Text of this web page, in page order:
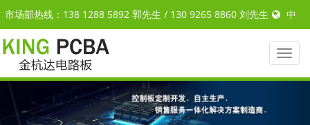
市场部热线：138 1288 5892 郭先生 / 130 9265 8860 刘先生 中
ENGLISH
Toggle